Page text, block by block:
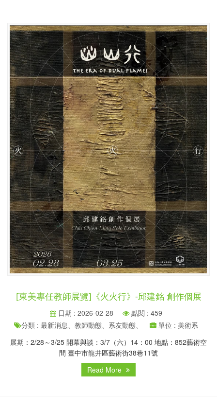
[東美專任教師展覽]《火火行》-邱建銘 創作個展
日期 : 2026-02-28
點閱 : 459
分類 : 最新消息、教師動態、系友動態、
單位 : 美術系
展期：2/28～3/25 開幕與談：3/7（六）14：00 地點：852藝術空
間 臺中市龍井區藝術街38巷11號
Read More